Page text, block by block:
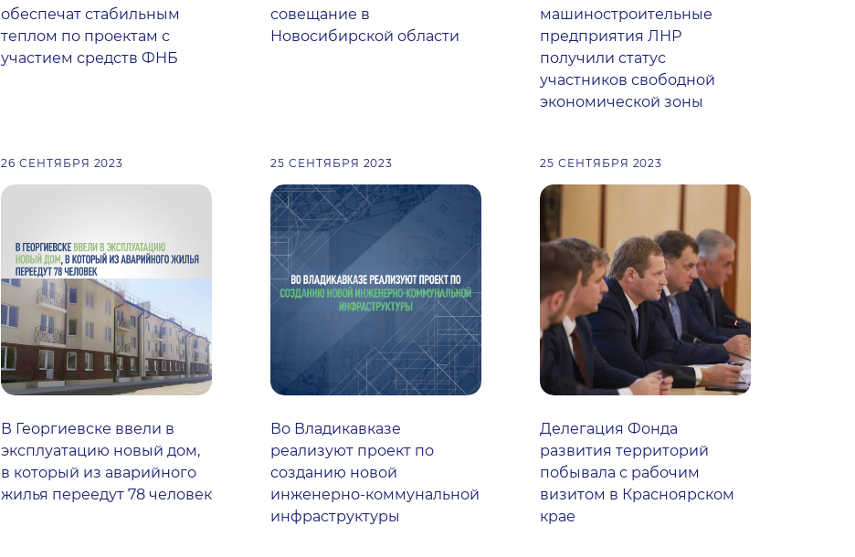
обеспечат стабильным
теплом по проектам с
участием средств ФНБ
совещание в
Новосибирской области
машиностроительные
предприятия ЛНР
получили статус
участников свободной
экономической зоны
26 СЕНТЯБРЯ 2023
В Георгиевске ввели в
эксплуатацию новый дом,
в который из аварийного
жилья переедут 78 человек
25 СЕНТЯБРЯ 2023
Во Владикавказе
реализуют проект по
созданию новой
инженерно-коммунальной
инфраструктуры
25 СЕНТЯБРЯ 2023
Делегация Фонда
развития территорий
побывала с рабочим
визитом в Красноярском
крае